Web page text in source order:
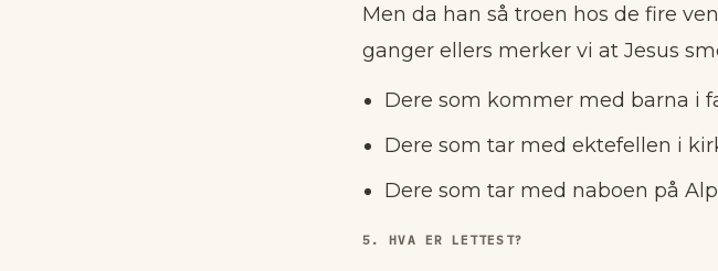
Men da han så troen hos de fire
ganger ellers merker vi at Jesus
Dere som kommer med barna i
Dere som tar med ektefellen i
Dere som tar med naboen på
5. HVA ER LETTEST?